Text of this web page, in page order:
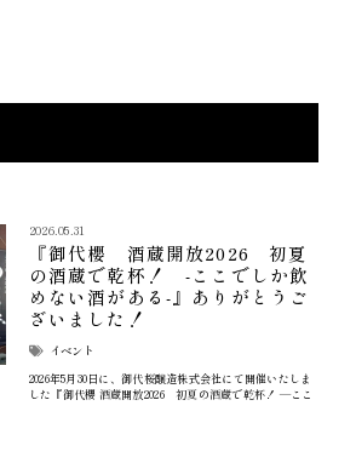
2026.05.31
『御代櫻 酒蔵開放2026 初夏
の酒蔵で乾杯！ -ここでしか飲
めない酒がある-』ありがとうご
ざいました！
イベント
2026年5月30日に、御代桜醸造株式会社にて開催いたしま
した『御代櫻 酒蔵開放2026 初夏の酒蔵で乾杯！ ―ここ